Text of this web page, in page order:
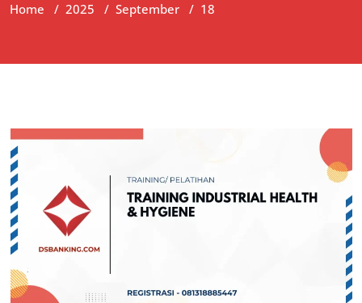
Home / 2025 / September / 18